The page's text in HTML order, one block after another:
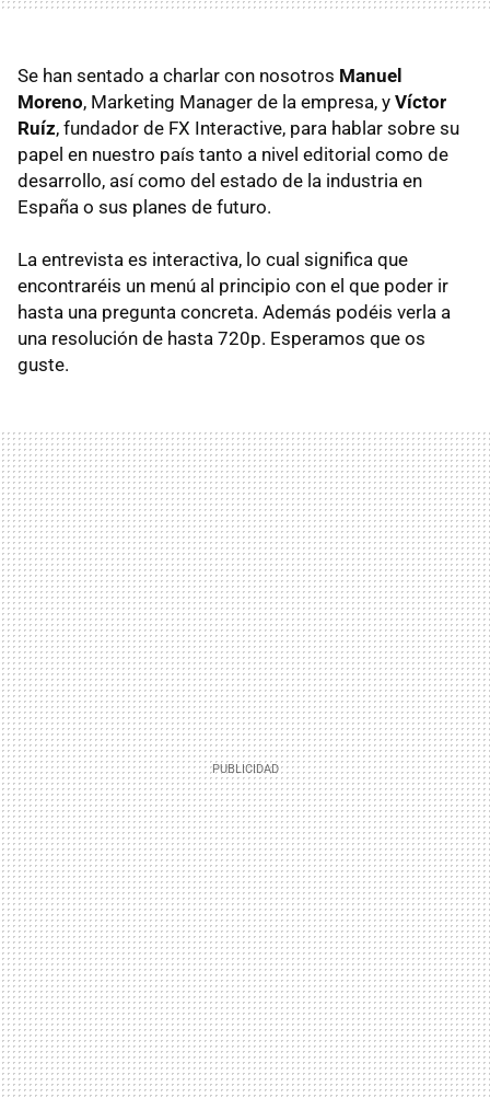
Se han sentado a charlar con nosotros Manuel
Moreno, Marketing Manager de la empresa, y Víctor
Ruíz, fundador de FX Interactive, para hablar sobre su
papel en nuestro país tanto a nivel editorial como de
desarrollo, así como del estado de la industria en
España o sus planes de futuro.
La entrevista es interactiva, lo cual significa que
encontraréis un menú al principio con el que poder ir
hasta una pregunta concreta. Además podéis verla a
una resolución de hasta 720p. Esperamos que os
guste.